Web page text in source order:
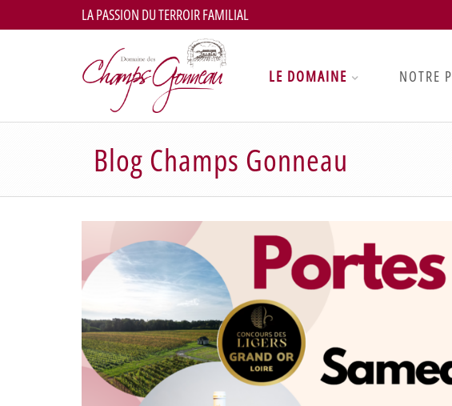
LA PASSION DU TERROIR FAMILIAL
LE DOMAINE NOTRE
Blog Champs Gonneau